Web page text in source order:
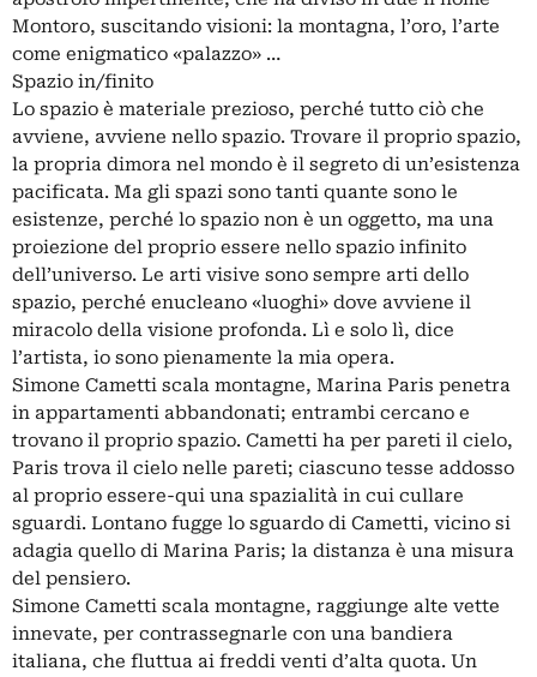
Montoro, suscitando visioni: la montagna, l’oro, l’arte
come enigmatico «palazzo» …
Spazio in/finito
Lo spazio è materiale prezioso, perché tutto ciò che
avviene, avviene nello spazio. Trovare il proprio spazio,
la propria dimora nel mondo è il segreto di un’esistenza
pacificata. Ma gli spazi sono tanti quante sono le
esistenze, perché lo spazio non è un oggetto, ma una
proiezione del proprio essere nello spazio infinito
dell’universo. Le arti visive sono sempre arti dello
spazio, perché enucleano «luoghi» dove avviene il
miracolo della visione profonda. Lì e solo lì, dice
l’artista, io sono pienamente la mia opera.
Simone Cametti scala montagne, Marina Paris penetra
in appartamenti abbandonati; entrambi cercano e
trovano il proprio spazio. Cametti ha per pareti il cielo,
Paris trova il cielo nelle pareti; ciascuno tesse addosso
al proprio essere-qui una spazialità in cui cullare
sguardi. Lontano fugge lo sguardo di Cametti, vicino si
adagia quello di Marina Paris; la distanza è una misura
del pensiero.
Simone Cametti scala montagne, raggiunge alte vette
innevate, per contrassegnarle con una bandiera
italiana, che fluttua ai freddi venti d’alta quota. Un